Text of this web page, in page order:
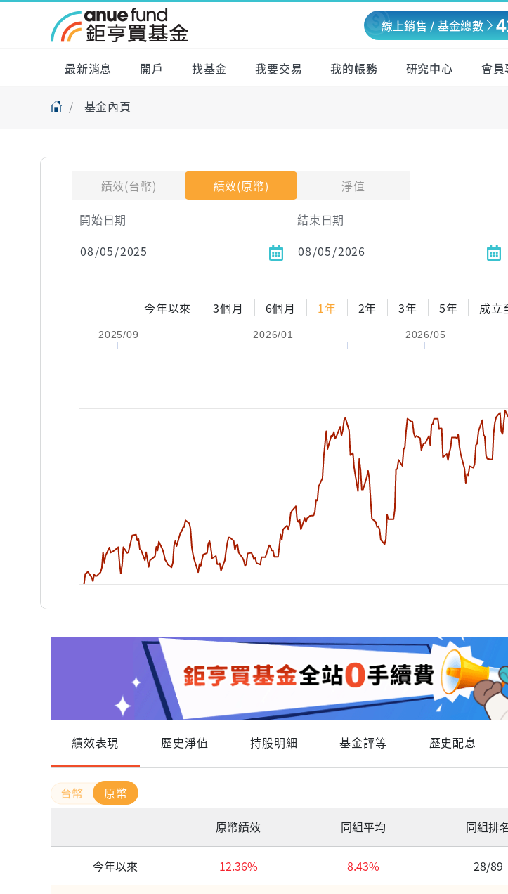
線上銷售 / 基金總數
最新消息 開戶 找基金 我要交易 我的帳務 研究中心 會員
基金內頁
績效(台幣) 績效(原幣)
淨值
開始日期
結束日期
今年以來 3個月 6個月 1年 2年 3年 5年 成立
2025/09 2026/01 2026/05
績效表現 歷史淨值 持股明細 基金評等 歷史配息
原幣
原幣績效
同組平均 同組排
今年以來 12.36% 8.43% 28/89